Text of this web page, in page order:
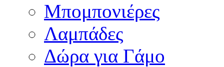
Μπομπονιέρες
Λαμπάδες
Δώρα για Γάμο